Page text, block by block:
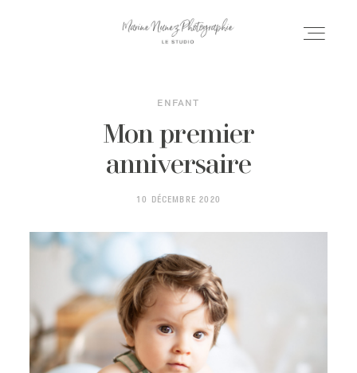
PORFOLIO
INFOS
ENFANT
Mon premier
anniversaire
10 DÉCEMBRE 2020